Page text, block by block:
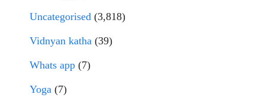
Uncategorised (3,818)
Vidnyan katha (39)
Whats app (7)
Yoga (7)